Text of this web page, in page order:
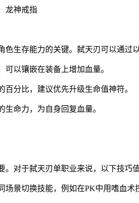
龙神戒指
色生存能力的关键。弑天刃可以通过
可以镶嵌在装备上增加血量。
分比，建议优先升级生命值神符。
命力，为自身回复血量。
。对于弑天刃单职业来说，以下技巧值
场景切换技能，例如在PK中用嗜血术